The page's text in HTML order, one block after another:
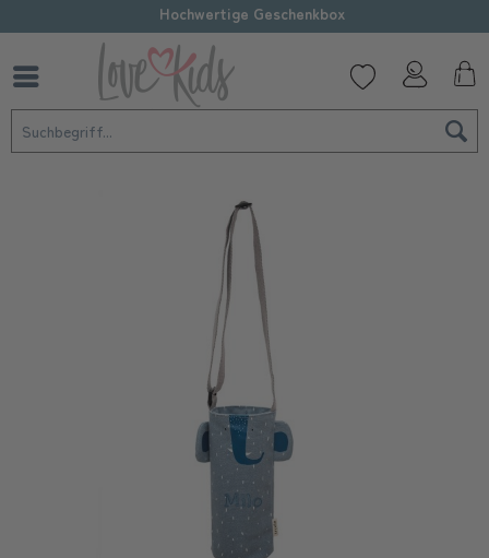
Hochwertige Geschenkbox